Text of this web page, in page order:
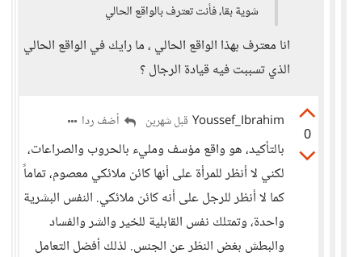
شوية بقا، فأنت تعترف بالواقع الحالي
انا معترف بهذا الواقع الحالي ، ما رايك في الواقع الحالي
الذي تسببت فيه قيادة الرجال ؟
0
Youssef_Ibrahim قبل شهرين أضف ردا
بالتأكيد، هو واقع مؤسف ومليء بالحروب والصراعات،
لكني لا أنظر للمرأة على أنها كائن ملائكي معصوم، تماماً
كما لا أنظر للرجل على أنه كائن ملائكي. النفس البشرية
واحدة، وتمتلك نفس القابلية للخير والشر والفساد
والبطش بغض النظر عن الجنس. لذلك أفضل التعامل